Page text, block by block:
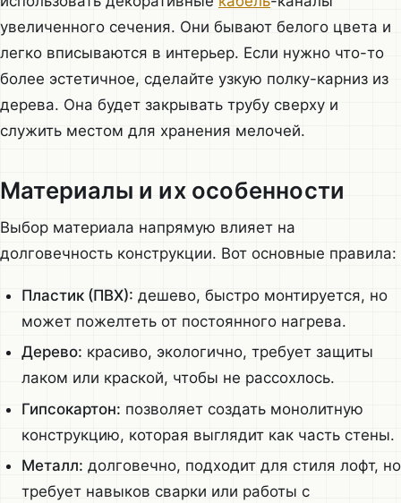
увеличенного сечения. Они бывают белого цвета и
легко вписываются в интерьер. Если нужно что-то
более эстетичное, сделайте узкую полку-карниз из
дерева. Она будет закрывать трубу сверху и
служить местом для хранения мелочей.
Материалы и их особенности
Выбор материала напрямую влияет на
долговечность конструкции. Вот основные правила:
Пластик (ПВХ): дешево, быстро монтируется, но
может пожелтеть от постоянного нагрева.
Дерево: красиво, экологично, требует защиты
лаком или краской, чтобы не рассохлось.
Гипсокартон: позволяет создать монолитную
конструкцию, которая выглядит как часть стены.
Металл: долговечно, подходит для стиля лофт, но
требует навыков сварки или работы с